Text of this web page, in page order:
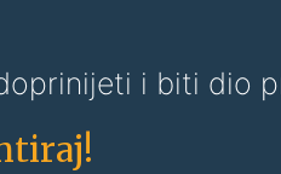
i biti dio